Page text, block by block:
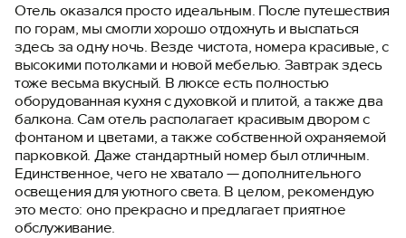
Отель оказался просто идеальным. После путешествия
по горам, мы смогли хорошо отдохнуть и выспаться
здесь за одну ночь. Везде чистота, номера красивые, с
высокими потолками и новой мебелью. Завтрак здесь
тоже весьма вкусный. В люксе есть полностью
оборудованная кухня с духовкой и плитой, а также два
балкона. Сам отель располагает красивым двором с
фонтаном и цветами, а также собственной охраняемой
парковкой. Даже стандартный номер был отличным.
Единственное, чего не хватало — дополнительного
освещения для уютного света. В целом, рекомендую
это место: оно прекрасно и предлагает приятное
обслуживание.